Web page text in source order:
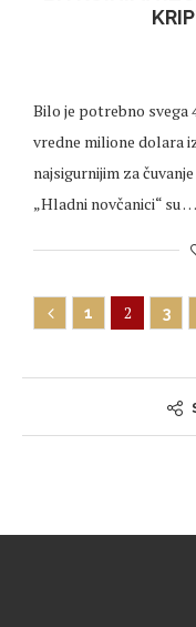
Bilo je potrebno svega
vredne milione dolara
najsigurnijim za
„Hladni novčanici“ su …
1 2 3